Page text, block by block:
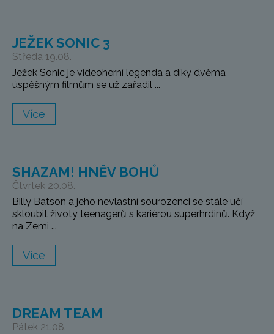
JEŽEK SONIC 3
Středa 19.08.
Ježek Sonic je videoherní legenda a díky dvěma
úspěšným filmům se už zařadil ...
Více
SHAZAM! HNĚV BOHŮ
Čtvrtek 20.08.
Billy Batson a jeho nevlastní sourozenci se stále učí
skloubit životy teenagerů s kariérou superhrdinů. Když
na Zemi ...
Více
DREAM TEAM
Pátek 21.08.